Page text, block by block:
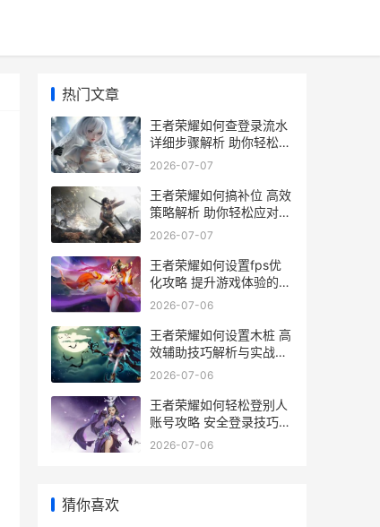
热门文章
王者荣耀如何查登录流水
详细步骤解析 助你轻松掌
握游戏数据
2026-07-07
王者荣耀如何搞补位 高效
策略解析 助你轻松应对补
位难题
2026-07-07
王者荣耀如何设置fps优
化攻略 提升游戏体验的必
备技巧
2026-07-06
王者荣耀如何设置木桩 高
效辅助技巧解析与实战应
用指南
2026-07-06
王者荣耀如何轻松登别人
账号攻略 安全登录技巧大
揭秘
2026-07-06
猜你喜欢